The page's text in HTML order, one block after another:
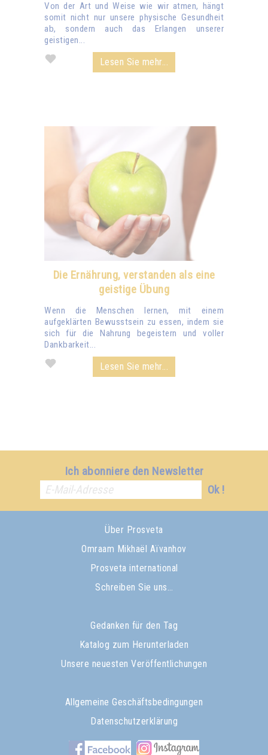
Von der Art und Weise wie wir atmen, hängt
somit nicht nur unsere physische Gesundheit
ab, sondern auch das Erlangen unserer
geistigen...
Lesen Sie mehr...
Die Ernährung, verstanden als eine
geistige Übung
Wenn die Menschen lernen, mit einem
aufgeklärten Bewusstsein zu essen, indem sie
sich für die Nahrung begeistern und voller
Dankbarkeit...
Lesen Sie mehr...
Ich abonniere den Newsletter
Ok !
Über Prosveta
Omraam Mikhaël Aïvanhov
Prosveta international
Schreiben Sie uns…
Gedanken für den Tag
Katalog zum Herunterladen
Unsere neuesten Veröffentlichungen
Allgemeine Geschäftsbedingungen
Datenschutzerklärung